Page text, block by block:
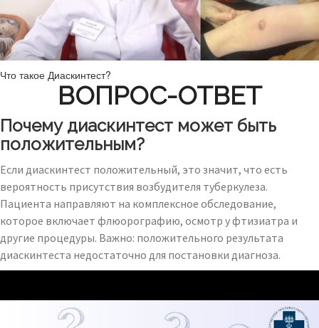
Что такое Диаскинтест?
ВОПРОС-ОТВЕТ
Почему диаскинтест может быть
положительным?
Если диаскинтест положительный, это значит, что есть
вероятность присутствия возбудителя туберкулеза.
Пациента направляют на комплексное обследование,
которое включает флюорографию, осмотр у фтизиатра и
другие процедуры. Важно: положительного результата
диаскинтеста недостаточно для постановки диагноза.